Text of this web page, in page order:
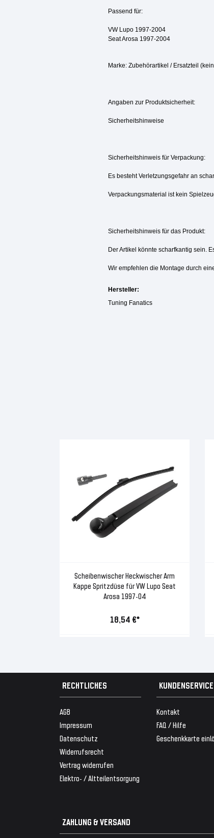
Passend für:
VW Lupo 1997-2004
Seat Arosa 1997-2004
Marke: Zubehörartikel / Ersatzteil
Angaben zur Produktsicherheit:
Sicherheitshinweise
Sicherheitshinweis für Verpackung:
Es besteht Verletzungsgefahr an
Verpackungsmaterial ist kein
Sicherheitshinweis für das Produkt:
Der Artikel könnte scharfkantig sein.
Wir empfehlen die Montage durch
Hersteller:
Tuning Fanatics
Scheibenwischer Heckwischer Arm
Kappe Spritzdüse für VW Lupo Seat
Arosa 1997-04
18,54 €*
RECHTLICHES
AGB
Impressum
Datenschutz
Widerrufsrecht
Vertrag widerrufen
Elektro- / Altteilentsorgung
KUNDENSERVICE
Kontakt
FAQ / Hilfe
Geschenkkarte
ZAHLUNG & VERSAND